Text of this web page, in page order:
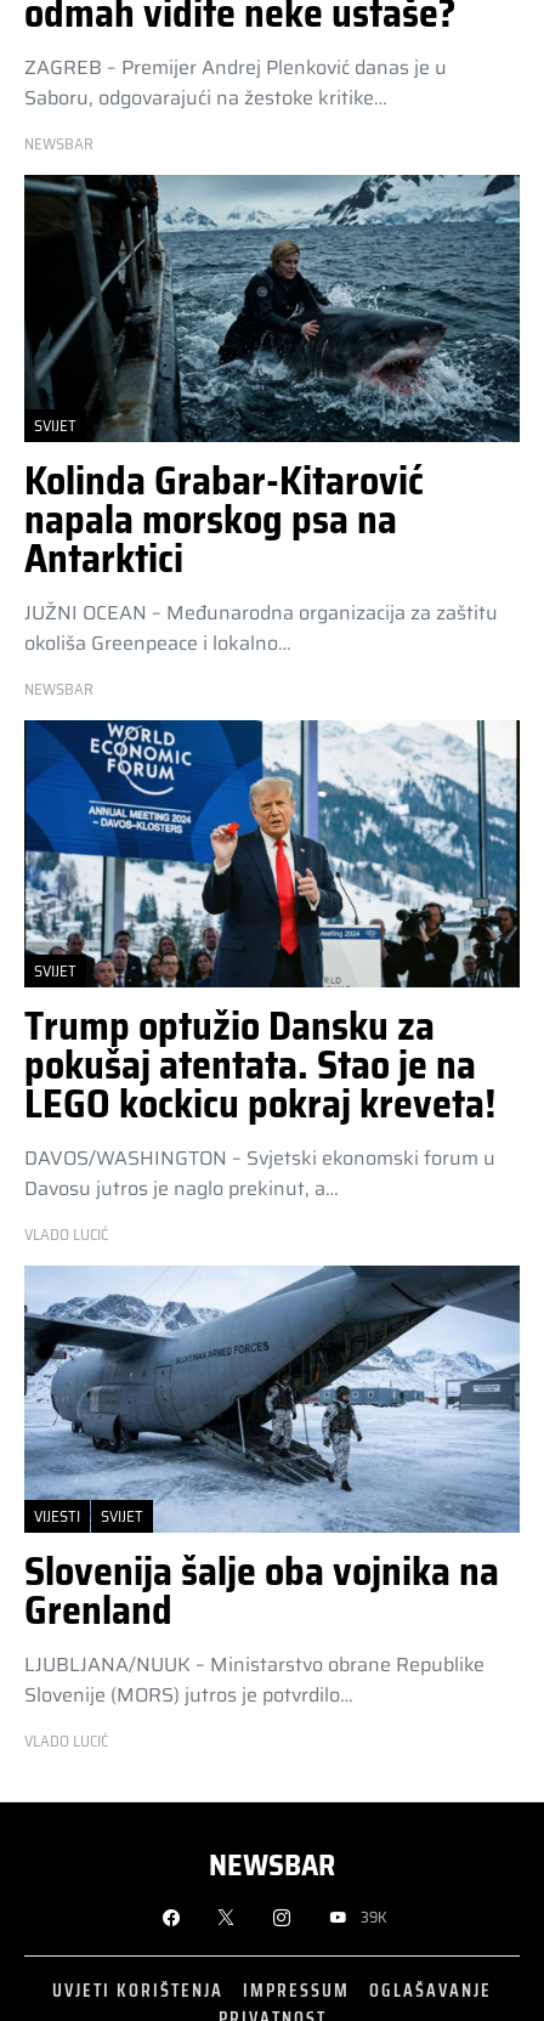
odmah vidite neke ustaše?
ZAGREB – Premijer Andrej Plenković danas je u
Saboru, odgovarajući na žestoke kritike…
NEWSBAR
SVIJET
Kolinda Grabar-Kitarović
napala morskog psa na
Antarktici
JUŽNI OCEAN – Međunarodna organizacija za zaštitu
okoliša Greenpeace i lokalno…
NEWSBAR
SVIJET
Trump optužio Dansku za
pokušaj atentata. Stao je na
LEGO kockicu pokraj kreveta!
DAVOS/WASHINGTON – Svjetski ekonomski forum u
Davosu jutros je naglo prekinut, a…
VLADO LUCIĆ
VIJESTI SVIJET
Slovenija šalje oba vojnika na
Grenland
LJUBLJANA/NUUK – Ministarstvo obrane Republike
Slovenije (MORS) jutros je potvrdilo…
VLADO LUCIĆ
NEWSBAR
39K
UVJETI KORIŠTENJA IMPRESSUM
OGLAŠAVANJE